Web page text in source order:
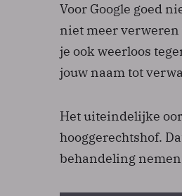
Voor Google goed
niet meer
je ook weerloos
jouw naam tot
Het uiteindelijke
hooggerechtshof.
behandeling